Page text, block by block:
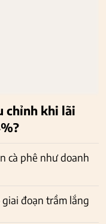
chỉnh khi lãi
cà phê như doanh
đoạn trầm lắng